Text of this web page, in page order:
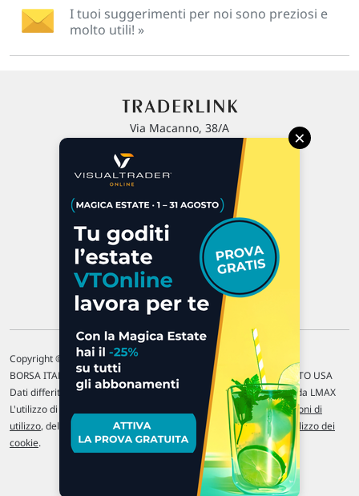
I tuoi suggerimenti per noi sono preziosi e
molto utili! »
Via Macanno, 38/A
P.IVA 02 452 460 401
Chi siamo
Commenti e segnalazioni
Contattaci
Copyright © 1996-2026 Traderlink Italia s.r.l.
BORSA ITALIANA Quotazioni di borsa differite di 15 min. / MERCATO USA
Dati differiti di 15 min. (fonte Intrinio) / FOREX Quotazioni fornite da LMAX
L'utilizzo di questo sito implica l'accettazione delle nostre Condizioni di
utilizzo, del Disclaimer MAR, delle Politiche sulla privacye dell' Utilizzo dei
cookie.
×